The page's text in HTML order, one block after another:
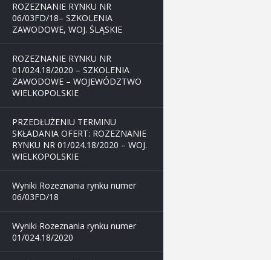
ROZEZNANIE RYNKU NR
06/03FD/18– SZKOLENIA
ZAWODOWE, WOJ. ŚLĄSKIE
ROZEZNANIE RYNKU NR
01/024.18/2020 – SZKOLENIA
ZAWODOWE – WOJEWÓDZTWO
WIELKOPOLSKIE
PRZEDŁUŻENIU TERMINU
SKŁADANIA OFERT: ROZEZNANIE
RYNKU NR 01/024.18/2020 – WOJ.
WIELKOPOLSKIE
Wyniki Rozeznania rynku numer
06/03FD/18
Wyniki Rozeznania rynku numer
01/024.18/2020